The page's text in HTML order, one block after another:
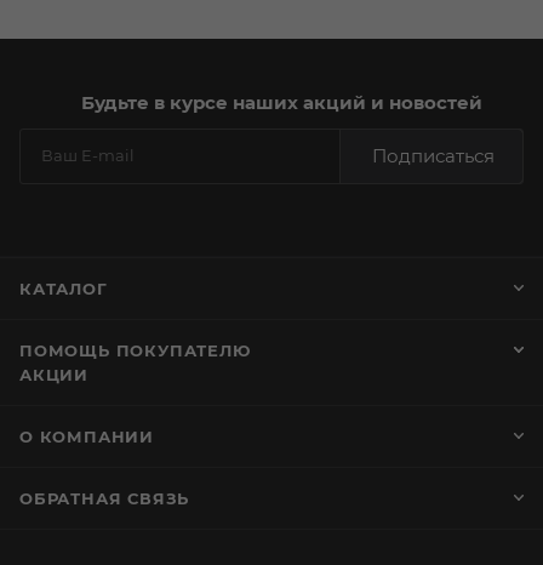
Будьте в курсе наших акций и новостей
Подписаться
КАТАЛОГ
ПОМОЩЬ ПОКУПАТЕЛЮ
АКЦИИ
О КОМПАНИИ
ОБРАТНАЯ СВЯЗЬ